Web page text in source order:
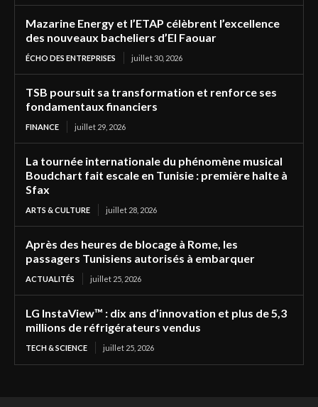
Mazarine Energy et l’ETAP célèbrent l’excellence
des nouveaux bacheliers d’El Faouar
ÉCHO DES ENTREPRISES juillet 30, 2026
TSB poursuit sa transformation et renforce ses
fondamentaux financiers
FINANCE juillet 29, 2026
La tournée internationale du phénomène musical
Boudchart fait escale en Tunisie : première halte à
Sfax
ARTS & CULTURE juillet 28, 2026
Après des heures de blocage à Rome, les
passagers Tunisiens autorisés à embarquer
ACTUALITÉS juillet 25, 2026
LG InstaView™ : dix ans d’innovation et plus de 5,3
millions de réfrigérateurs vendus
TECH & SCIENCE juillet 25, 2026